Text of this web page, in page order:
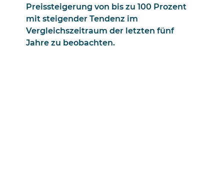
Preissteigerung von bis zu 100 Prozent
mit steigender Tendenz im
Vergleichszeitraum der letzten fünf
Jahre zu beobachten.